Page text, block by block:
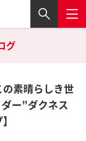
グ
の素晴らしき世
ー”ダクネス